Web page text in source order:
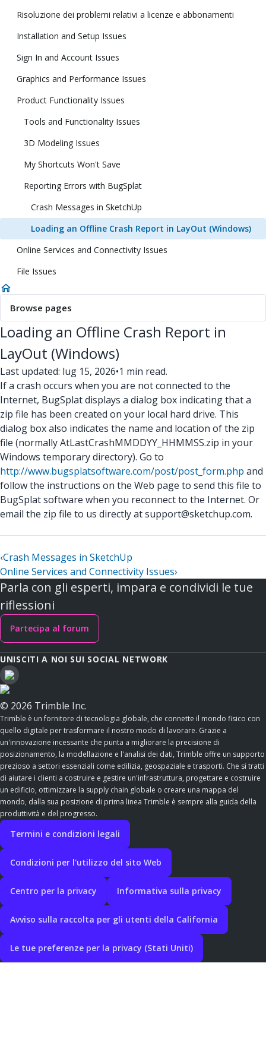
Risoluzione dei problemi relativi a licenze e abbonamenti
Installation and Setup Issues
Sign In and Account Issues
Graphics and Performance Issues
Product Functionality Issues
Tools and Functionality Issues
3D Modeling Issues
My Shortcuts Won't Save
Reporting Errors with BugSplat
Crash Messages in SketchUp
Loading an Offline Crash Report in LayOut (Windows)
Online Services and Connectivity Issues
File Issues
Browse pages
Loading an Offline Crash Report in
LayOut (Windows)
Last updated: lug 15, 2026•1 min read.
If a crash occurs when you are not connected to the
Internet, BugSplat displays a dialog box indicating that a
zip file has been created on your local hard drive. This
dialog box also indicates the name and location of the zip
file (normally AtLastCrashMMDDYY_HHMMSS.zip in your
Windows temporary directory). Go to
http://www.bugsplatsoftware.com/post/post_form.php and
follow the instructions on the Web page to send this file to
BugSplat software when you reconnect to the Internet. Or
email the zip file to us directly at support@sketchup.com.
‹Crash Messages in SketchUp
Online Services and Connectivity Issues›
Parla con gli esperti, impara e condividi le tue
riflessioni
Partecipa al forum
UNISCITI A NOI SUI SOCIAL NETWORK
© 2026 Trimble Inc.
Trimble è un fornitore di tecnologia globale, che connette il mondo fisico con
quello digitale per trasformare il nostro modo di lavorare. Grazie a
un'innovazione incessante che punta a migliorare la precisione di
posizionamento, la modellazione e l'analisi dei dati, Trimble offre un supporto
prezioso a settori essenziali come edilizia, geospaziale e trasporti. Che si tratti
di aiutare i clienti a costruire e gestire un'infrastruttura, progettare e costruire
un edificio, ottimizzare la supply chain globale o creare una mappa del
mondo, dalla sua posizione di prima linea Trimble è sempre alla guida della
produttività e del progresso.
Termini e condizioni legali
Condizioni per l'utilizzo del sito Web
Centro per la privacy Informativa sulla privacy
Avviso sulla raccolta per gli utenti della California
Le tue preferenze per la privacy (Stati Uniti)